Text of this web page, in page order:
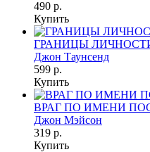
490 р.
Купить
ГРАНИЦЫ
Джон Таунсенд
599 р.
Купить
ВРАГ ПО ИМЕНИ
Джон Мэйсон
319 р.
Купить